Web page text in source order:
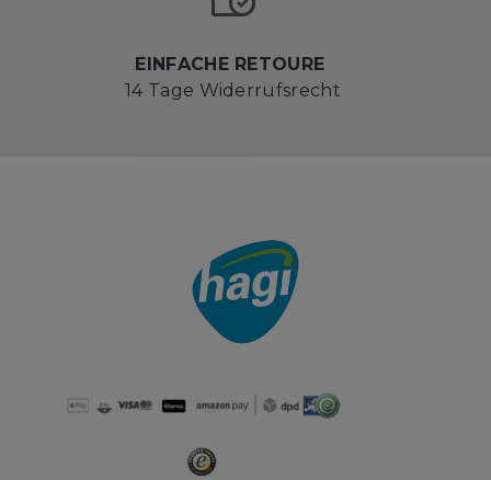
EINFACHE RETOURE
14 Tage Widerrufsrecht